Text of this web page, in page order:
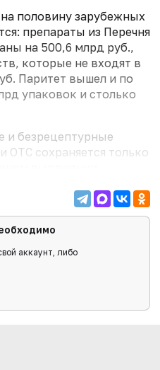
половину зарубежных
препараты из Перечня
на 500,6 млрд руб.,
которые не входят в
Паритет вышел и по
упаковок и столько
и безрецептурные
OTC сохраняется только
аккаунт, либо